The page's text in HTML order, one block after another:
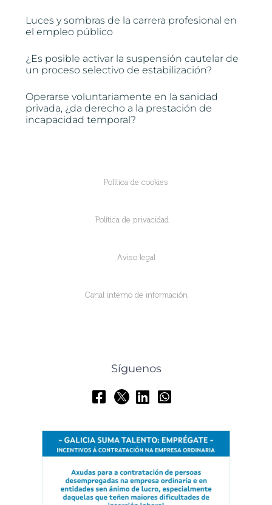
Luces y sombras de la carrera profesional en
el empleo público
¿Es posible activar la suspensión cautelar de
un proceso selectivo de estabilización?
Operarse voluntariamente en la sanidad
privada, ¿da derecho a la prestación de
incapacidad temporal?
Política de cookies
Política de privacidad
Aviso legal
Canal interno de información
Síguenos